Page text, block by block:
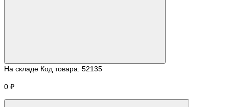
На складе Код товара: 52135
0 ₽